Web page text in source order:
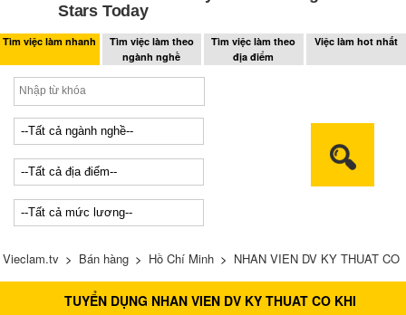
Tìm việc làm nhanh
Tìm việc làm theo
ngành nghề
Tìm việc làm theo
địa điểm
Việc làm hot nhất
Vieclam.tv > Bán hàng > Hồ Chí Minh > NHAN VIEN DV KY THUAT CO
TUYỂN DỤNG NHAN VIEN DV KY THUAT CO KHI